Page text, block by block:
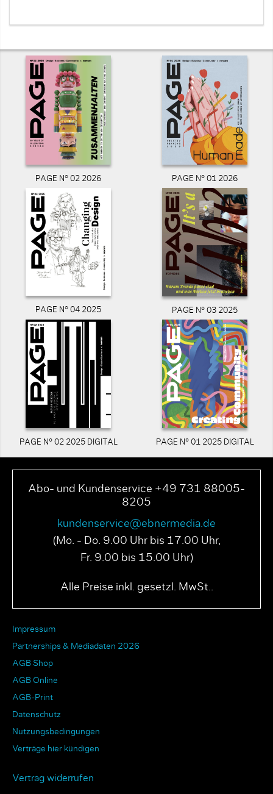
PAGE N° 02 2026 PAGE N° 01 2026
PAGE N° 04 2025 PAGE N° 03 2025
PAGE N° 02 2025 DIGITAL PAGE N° 01 2025 DIGITAL
Abo- und Kundenservice +49 731 88005-
8205
kundenservice@ebnermedia.de
(Mo. - Do. 9.00 Uhr bis 17.00 Uhr,
Fr. 9.00 bis 15.00 Uhr)
Alle Preise inkl. gesetzl. MwSt..
Impressum
Partnerships & Mediadaten 2026
AGB Shop
AGB Online
AGB-Print
Datenschutz
Nutzungsbedingungen
Verträge hier kündigen
Vertrag widerrufen